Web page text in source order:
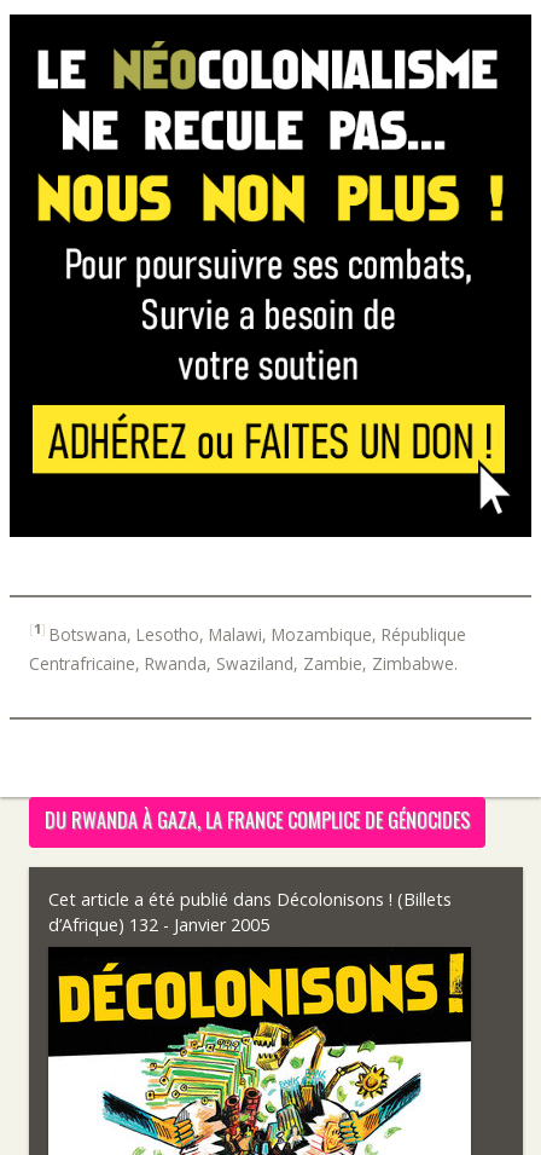
[1] Botswana, Lesotho, Malawi, Mozambique, République
Centrafricaine, Rwanda, Swaziland, Zambie, Zimbabwe.
DU RWANDA À GAZA, LA FRANCE COMPLICE DE GÉNOCIDES
Cet article a été publié dans Décolonisons ! (Billets
d’Afrique) 132 - Janvier 2005